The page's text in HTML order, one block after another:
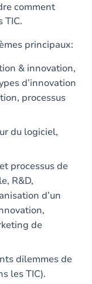
comment
TIC.
principaux:
& innovation,
d’innovation
processus
du logiciel,
processus de
R&D,
d’un
de
dilemmes de
les TIC).